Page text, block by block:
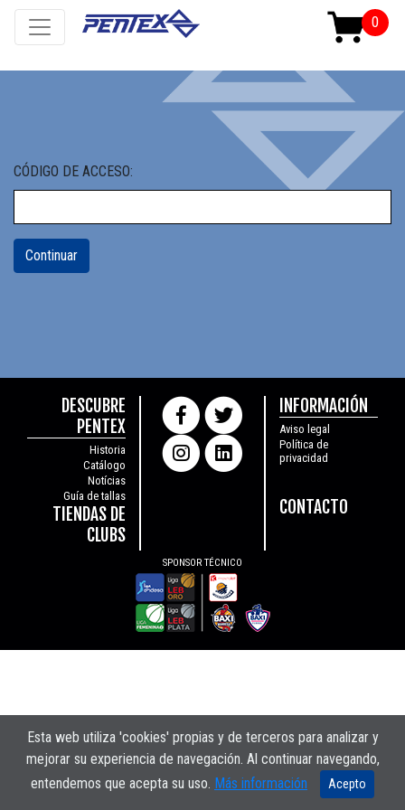
CÓDIGO DE ACCESO:
DESCUBRE
PENTEX
Historia
Catálogo
Notícias
Guía de tallas
TIENDAS DE
CLUBS
INFORMACIÓN
Aviso legal
Política de
privacidad
CONTACTO
SPONSOR TÉCNICO
Esta web utiliza 'cookies' propias y de terceros para analizar y
mejorar su experiencia de navegación. Al continuar navegando,
entendemos que acepta su uso. Más información Acepto